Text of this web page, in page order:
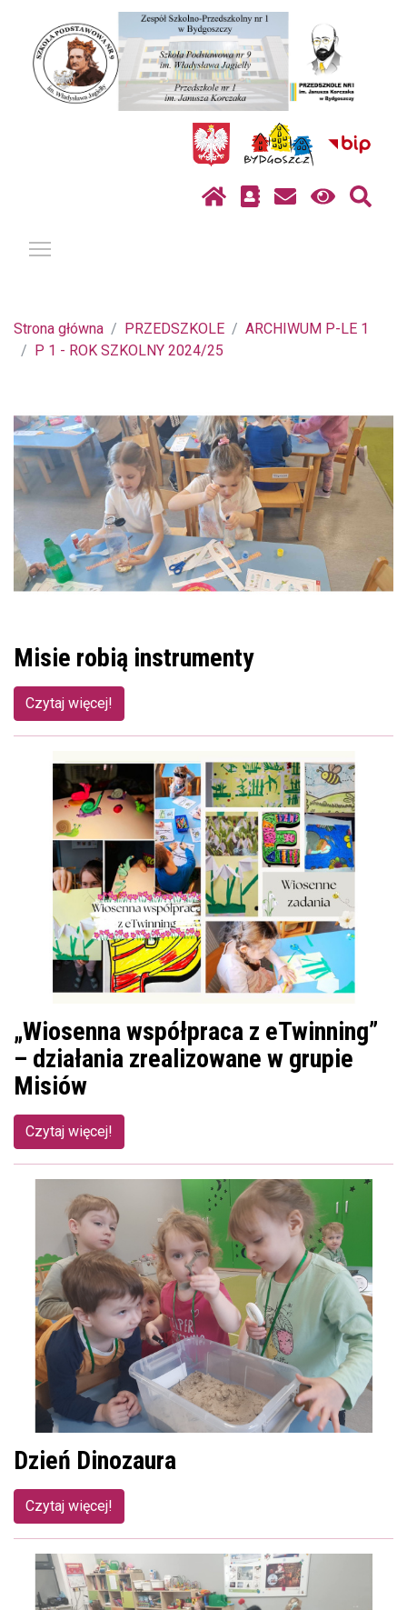
Strona główna PRZEDSZKOLE
ARCHIWUM P-LE 1
P 1 - ROK SZKOLNY 2024/25
Misie robią instrumenty
Czytaj więcej!
„Wiosenna współpraca z eTwinning”
– działania zrealizowane w grupie
Misiów
Czytaj więcej!
Dzień Dinozaura
Czytaj więcej!